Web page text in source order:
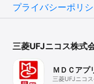
プライバシーポリ
三菱UFJニコス株式
ＭＤＣアプ
三菱UFJニコ